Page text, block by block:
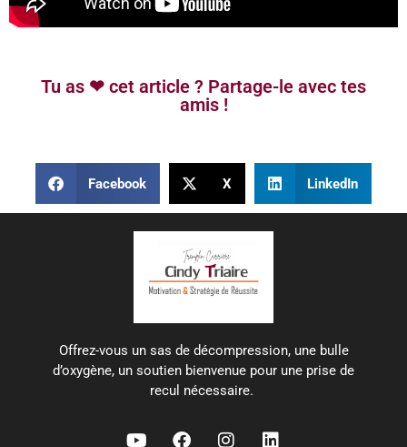
Tu as ❤ cet article ? Partage-le avec tes
amis !
Facebook X LinkedIn
Offrez-vous un sas de décompression, une bulle
d’oxygène, un soutien bienvenue pour une prise de
recul nécessaire.